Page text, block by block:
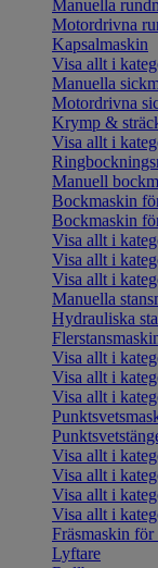
Manuella
Motordrivna
Kapsalmaskin
Visa allt i
Manuella
Motordrivna
Krymp &
Visa allt i
Manuell
Bockmaskin
Bockmaskin
Visa allt i
Visa allt i
Visa allt i
Manuella
Hydrauliska
Visa allt i
Visa allt i
Visa allt i
Visa allt i
Visa allt i
Visa allt i
Visa allt i
Fräsmaskin
Lyftare